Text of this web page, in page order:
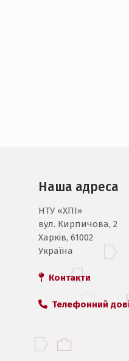
Наша адреса
НТУ «ХПI»
вул. Кирпичова, 2
Харків, 61002
Україна
Контакти
Телефонний